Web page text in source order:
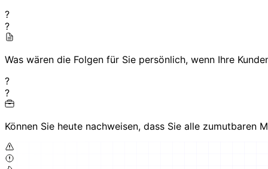
?
?
Was wären die Folgen für Sie persönlich, wenn Ihre
?
?
Können Sie heute nachweisen, dass Sie alle